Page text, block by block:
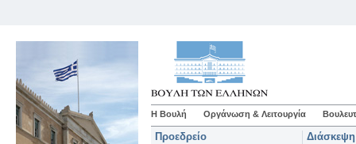
Η Βουλή Οργάνωση & Λειτουργία
Προεδρείο